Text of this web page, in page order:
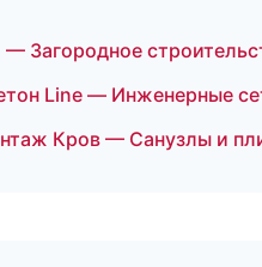
Загородное
Line — Инженерные
Кров — Санузлы и